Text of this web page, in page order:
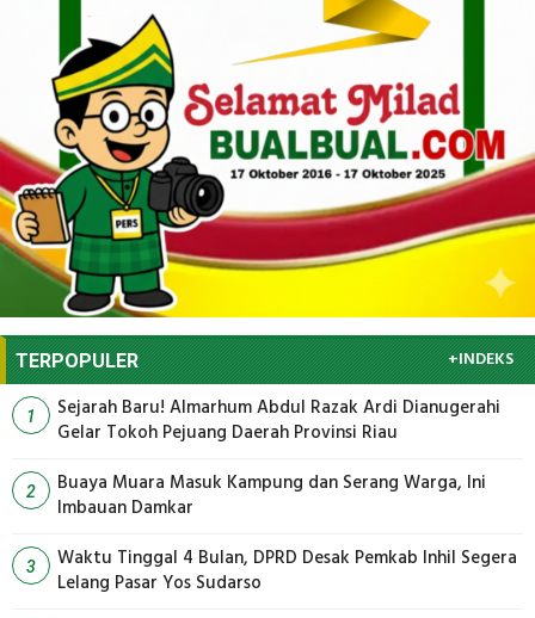
TERPOPULER +INDEKS
1
Sejarah Baru! Almarhum Abdul Razak Ardi Dianugerahi
Gelar Tokoh Pejuang Daerah Provinsi Riau
2
Buaya Muara Masuk Kampung dan Serang Warga, Ini
Imbauan Damkar
3
Waktu Tinggal 4 Bulan, DPRD Desak Pemkab Inhil Segera
Lelang Pasar Yos Sudarso